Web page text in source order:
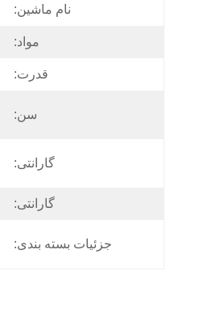
نام ماشین:
مواد:
قدرت:
سن:
گارانتی:
گارانتی:
جزئیات بسته بندی: